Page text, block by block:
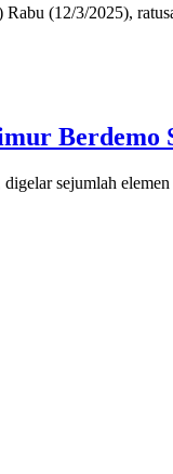
(12/3/2025),
Berdemo
sejumlah elemen